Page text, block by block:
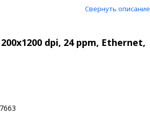
Свернуть описание
dpi, 24 ppm, Ethernet,